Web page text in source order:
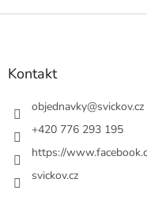
Z
Kontakt
objednavky@svickov.cz
+420 776 293 195
https://
svickov.cz